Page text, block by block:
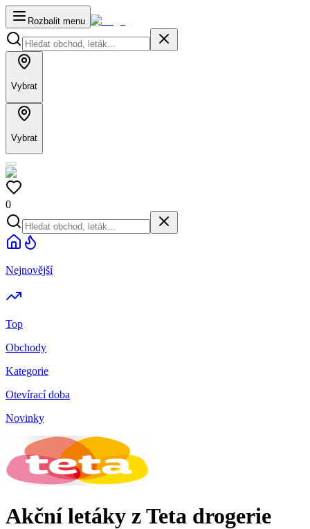
Rozbalit menu
Vybrat
Vybrat
0
Nejnovější
Top
Obchody
Kategorie
Otevírací doba
Novinky
Akční letáky z Teta drogerie